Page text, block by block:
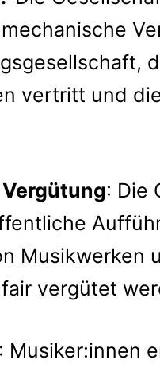
vertritt und
: Die
Musikwerken
vergütet
: Musiker:innen